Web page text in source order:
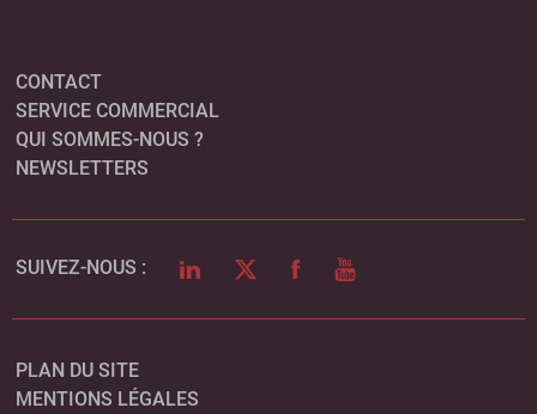
CONTACT
SERVICE COMMERCIAL
QUI SOMMES-NOUS ?
NEWSLETTERS
SUIVEZ-NOUS : LINKEDINTWITTERFACEBOOK
YOUTUBE
PLAN DU SITE
MENTIONS LÉGALES